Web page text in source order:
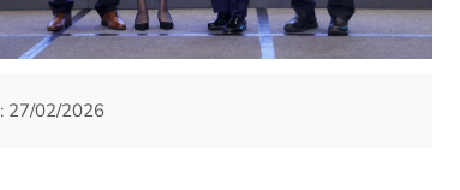
: 27/02/2026